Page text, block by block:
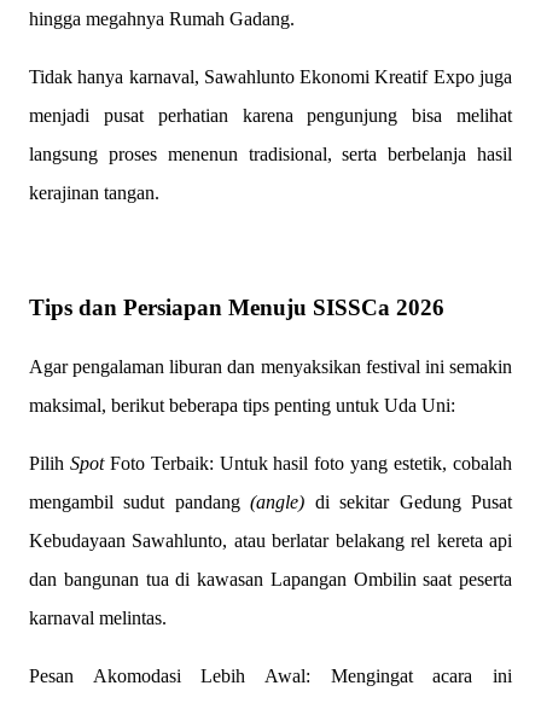
hingga megahnya Rumah Gadang.
Tidak hanya karnaval, Sawahlunto Ekonomi Kreatif Expo juga
menjadi pusat perhatian karena pengunjung bisa melihat
langsung proses menenun tradisional, serta berbelanja hasil
kerajinan tangan.
Tips dan Persiapan Menuju SISSCa 2026
Agar pengalaman liburan dan menyaksikan festival ini semakin
maksimal, berikut beberapa tips penting untuk Uda Uni:
Pilih SpotFoto Terbaik: Untuk hasil foto yang estetik, cobalah
mengambil sudut pandang(angle) di sekitar Gedung Pusat
Kebudayaan Sawahlunto, atau berlatar belakang rel kereta api
dan bangunan tua di kawasan Lapangan Ombilin saat peserta
karnaval melintas.
Pesan Akomodasi Lebih Awal: Mengingat acara ini